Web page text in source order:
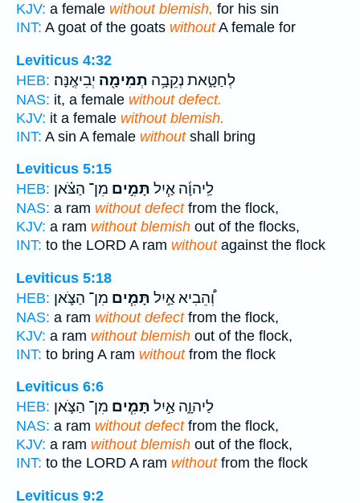
KJV: a female without blemish, for his sin
INT: A goat of the goats withoutA female for
Leviticus 4:32
HEB:
לְחַטָּ֑את נְקֵבָ֥ה תְמִימָ֖ה יְבִיאֶֽנָּה׃
NAS: it, a female without defect.
KJV: it a female without blemish.
INT: A sin A female withoutshall bring
Leviticus 5:15
HEB:
לַֽיהוָ֜ה אַ֧יִל תָּמִ֣ים מִן־ הַצֹּ֗אן
NAS: a ram without defectfrom the flock,
KJV: a ram without blemish out of the flocks,
INT: to the LORD A ram withoutagainst the flock
Leviticus 5:18
HEB:
וְ֠הֵבִיא אַ֣יִל תָּמִ֧ים מִן־ הַצֹּ֛אן
NAS: a ram without defectfrom the flock,
KJV: a ram without blemish out of the flock,
INT: to bring A ram withoutfrom the flock
Leviticus 6:6
HEB:
לַיהוָ֑ה אַ֣יִל תָּמִ֧ים מִן־ הַצֹּ֛אן
NAS: a ram without defectfrom the flock,
KJV: a ram without blemish out of the flock,
INT: to the LORD A ram withoutfrom the flock
Leviticus 9:2